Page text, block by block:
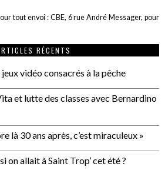
tout envoi : CBE, 6 rue André Messager, pour
RÉCENTS
vidéo consacrés à la pêche
et lutte des classes avec Bernardino
là 30 ans après, c’est miraculeux »
on allait à Saint Trop’ cet été ?